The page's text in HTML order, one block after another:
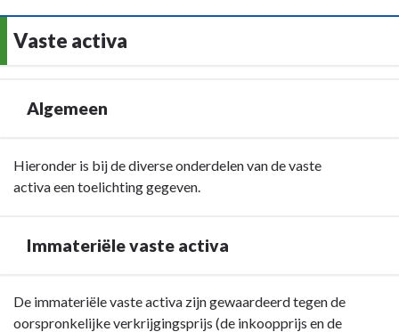
Vaste activa
Algemeen
Terug
naar
Vaste
Hieronder is bij de diverse onderdelen van de vaste
activa een toelichting gegeven.
Immateriële vaste activa
Terug
naar
De immateriële vaste activa zijn gewaardeerd tegen de
oorspronkelijke verkrijgingsprijs (de inkoopprijs en de